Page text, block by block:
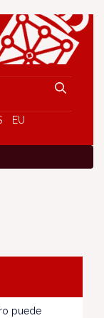
EU
puede